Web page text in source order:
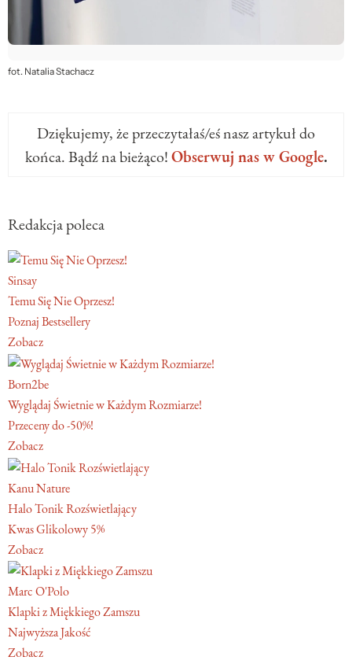
fot. Natalia Stachacz
Dziękujemy, że przeczytałaś/eś nasz artykuł do
końca. Bądź na bieżąco!Obserwuj nas w Google.
Redakcja poleca
Sinsay
Temu Się Nie Oprzesz!
Poznaj Bestsellery
Zobacz
Born2be
Wyglądaj Świetnie w Każdym Rozmiarze!
Przeceny do -50%!
Zobacz
Kanu Nature
Halo Tonik Rozświetlający
Kwas Glikolowy 5%
Zobacz
Marc O'Polo
Klapki z Miękkiego Zamszu
Najwyższa Jakość
Zobacz